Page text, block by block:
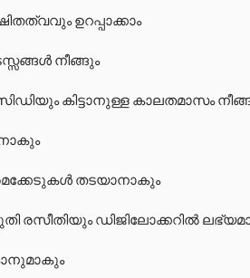
ഉറപ്പാക്കാം
നീങ്ങും
കിട്ടാനുള്ള കാലതമാസം
തടയാനാകും
രസീതിയും ഡിജിലോക്കറിൽ